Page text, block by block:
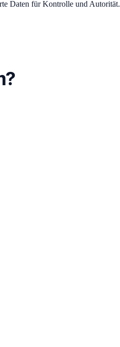
Daten für Kontrolle und Autorität.